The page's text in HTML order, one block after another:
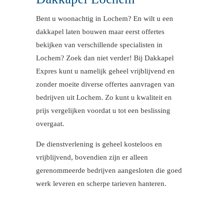
Bent u woonachtig in Lochem? En wilt u een
dakkapel laten bouwen maar eerst offertes
bekijken van verschillende specialisten in
Lochem? Zoek dan niet verder! Bij Dakkapel
Expres kunt u namelijk geheel vrijblijvend en
zonder moeite diverse offertes aanvragen van
bedrijven uit Lochem. Zo kunt u kwaliteit en
prijs vergelijken voordat u tot een beslissing
overgaat.
De dienstverlening is geheel kosteloos en
vrijblijvend, bovendien zijn er alleen
gerenommeerde bedrijven aangesloten die goed
werk leveren en scherpe tarieven hanteren.